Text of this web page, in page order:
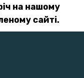
на нашому
сайті.